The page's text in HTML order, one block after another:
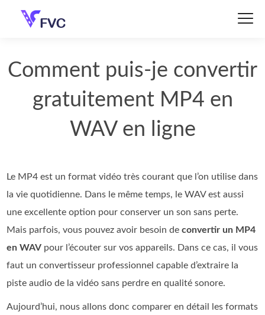
Comment puis-je convertir
gratuitement MP4 en
WAV en ligne
Le MP4 est un format vidéo très courant que l’on utilise dans
la vie quotidienne. Dans le même temps, le WAV est aussi
une excellente option pour conserver un son sans perte.
Mais parfois, vous pouvez avoir besoin deconvertir un MP4
en WAV pour l’écouter sur vos appareils. Dans ce cas, il vous
faut un convertisseur professionnel capable d’extraire la
piste audio de la vidéo sans perdre en qualité sonore.
Aujourd’hui, nous allons donc comparer en détail les formats